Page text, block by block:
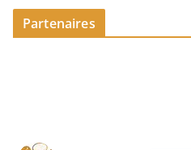
Partenaires